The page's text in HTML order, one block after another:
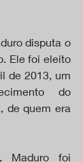
disputa o
Ele foi eleito
de 2013, um
do
de quem era
Maduro foi